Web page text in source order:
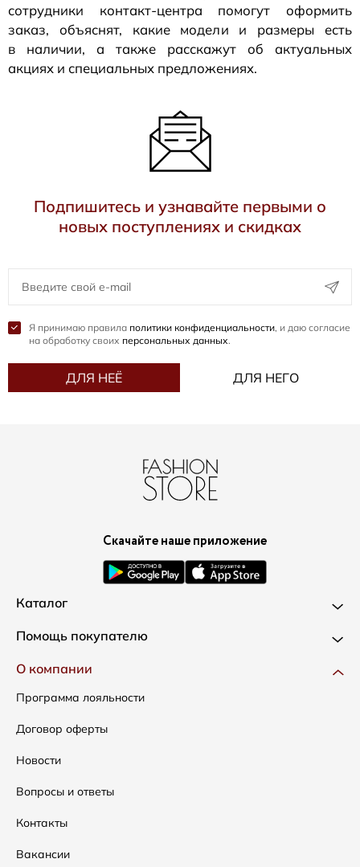
сотрудники контакт-центра помогут оформить
заказ, объяснят, какие модели и размеры есть
в наличии, а также расскажут об актуальных
акциях и специальных предложениях.
Подпишитесь и узнавайте первыми о
новых поступлениях и скидках
Я принимаю правила политики конфиденциальности, и даю согласие
на обработку своих персональных данных.
ДЛЯ НЕЁ ДЛЯ НЕГО
Скачайте наше приложение
Каталог
Новинки
Одежда
Сумки
Аксессуары
Распродажа
Подарочные сертификаты
Помощь покупателю
Доставка и оплата
Как оформить заказ
Условия возвратов
Таблица размеров
Уход за одеждой
О компании
Программа лояльности
Договор оферты
Новости
Вопросы и ответы
Контакты
Вакансии